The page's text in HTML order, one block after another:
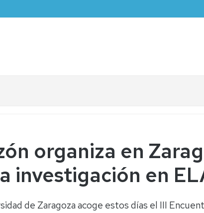
organiza en
investigación en
de Zaragoza acoge estos días el III